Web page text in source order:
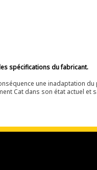
spécifications du fabricant.
une inadaptation
Cat dans son état actuel